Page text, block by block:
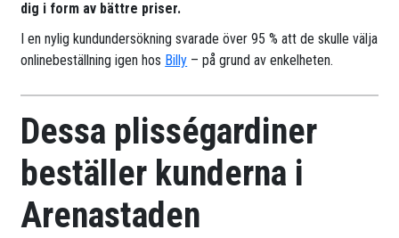
dig i form av bättre priser.
I en nylig kundundersökning svarade över 95 % att de skulle välja
onlinebeställning igen hos Billy – på grund av enkelheten.
Dessa plisségardiner
beställer kunderna i
Arenastaden